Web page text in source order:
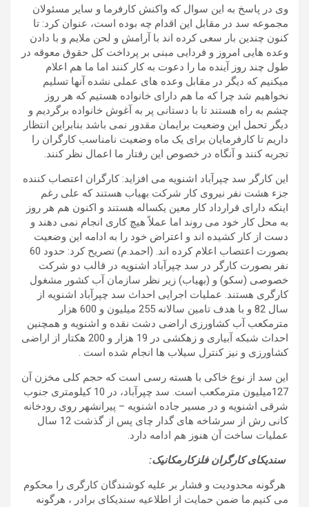
وی در پاسخ به این سوال که واکنش کارفرما و سایر مسئولان
مجموعه سد در مقابل این اقدام چه بوده است، عنوان کرد: تا
کنون چندین بار سعی کرده اند با آرامش و لحن ملایم و با دادن
وعده هایی امروز و فردایی مبنی بر پرداخت کل حقوق معوقه در
طول چند روز آینده ما را دعوت به کار کنند اما ما هم اعلام
میکنیم که دیگر در مقابل وعده های عملی نشده آنها تسلیم
نخواهیم شد چرا که ما هم دارای خانواده هستیم که هر روز
چشم به راه هستند تا با دستانی پر به آغوش خانواده برگردیم و
دیگر تحمل این وضعیت برایمان مقدور نمی باشد بنابراین انتظار
داریم تا کارفرمایان برای یک ماه وضعیت نامناسب کارگران را
تجربه کنند و آنگاه در خصوص این رفتار ما اعمال نظر کنند.
این کارگر سد چپرآباد اشنویه می افزاید: کارگران اعتصاب کننده
جزء هشت نفر نیروی کار شرکت بهیاب هستند که علی رغم
اینکه دارای قرارداد کار معین یکساله هستند و اکنون هم هر روز
به محل کار خود می روند اما عملاً هیچ کاری انجام نمی دهند و
دست از کار کشیده اند و اعتراض خود را به ادامه این وضعیت
بصورت اعتصاب اعلام کرده اند.
(احمد.م) تصریح کرد: حدود 60
نفر بصورت کارگر در سد چپرآباد اشنویه در قالب دو شرکت
خصوصی (سکو) و (بهیاب) زیر نظر سازمان آب کشور مشغول
کارگری هستند. عملیات اجرایی احداث سد چپرآباد اشنویه از
سال 82 و با هدف تامین سالانه 255 میلیون و 600 هزار
مترمکعب آب کشاورزی اراضی دشت نقده و اشنویه و همچنین
احداث شبکه آبیاری و زهکشی در 19 هزار و 200 هکتار از اراضی
کشاورزی و نیز کنترل سیلاب ها انجام شده است .
این سد از نوع خاکی با هسته رسی است که حجم کلی مخزن آن
127میلیون مترمکعب است.
سد چپرآباد، در 10 کیلومتری جنوب
شرقی اشنویه و در مسیر جاده اشنویه – پیرانشهر روی رودخانه
کانی رش از سرشاخه های گدار چای پس از گذشت 12 سال
عملیات ساخت آن هنوز هم ادامه دارد.
سندیکای کارگران فلزکارمکانیک:
هرگونه محدودیت و فشار بر علیه کوشندگان کارگری را محکوم
می کنیم.ما ضمن حمایت از اطلاعیه سندیکای برادر ، هرگونه